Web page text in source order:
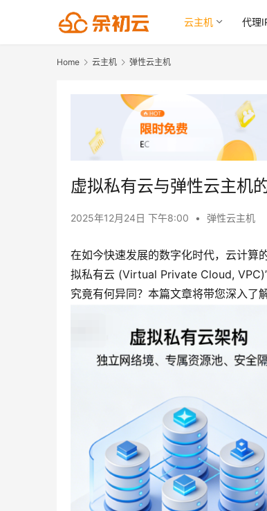
云主机 代理
Home 云主机 弹性云主机
虚拟私有云与弹性云主机
2025年12月24日 下午8:00 • 弹性云主机
在如今快速发展的数字化时代，云计算
拟私有云 (Virtual Private Cloud,
究竟有何异同？本篇文章将带您深入了